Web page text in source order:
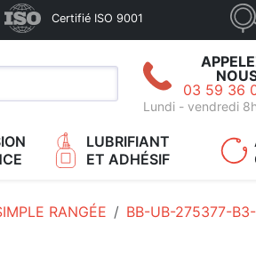
Certifié ISO 9001
03 59 36
Lundi - vendredi
LUBRIFIANT
ET ADHÉSIF
RANGÉE BB-UB-275377-